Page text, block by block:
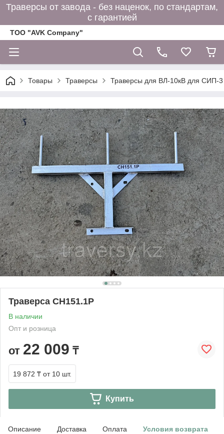
Траверсы от завода - без наценок, по стандартам,
с гарантией
ТОО "AVK Company"
Товары Траверсы Траверсы для ВЛ-10кВ для СИП-3
Траверса СН151.1Р
В наличии
Опт и розница
от 22 009 ₸
19 872 ₸ от 10 шт.
Купить
Описание Доставка Оплата Условия возврата